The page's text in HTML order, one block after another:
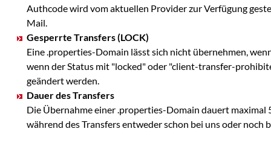
Authcode wird vom aktuellen Provider zur Verfügung
Mail.
Gesperrte Transfers (LOCK)
Eine .properties-Domain lässt sich nicht übernehmen,
wenn der Status mit "locked" oder "client-transfer-
geändert werden.
Dauer des Transfers
Die Übernahme einer .properties-Domain dauert maximal
während des Transfers entweder schon bei uns oder noch